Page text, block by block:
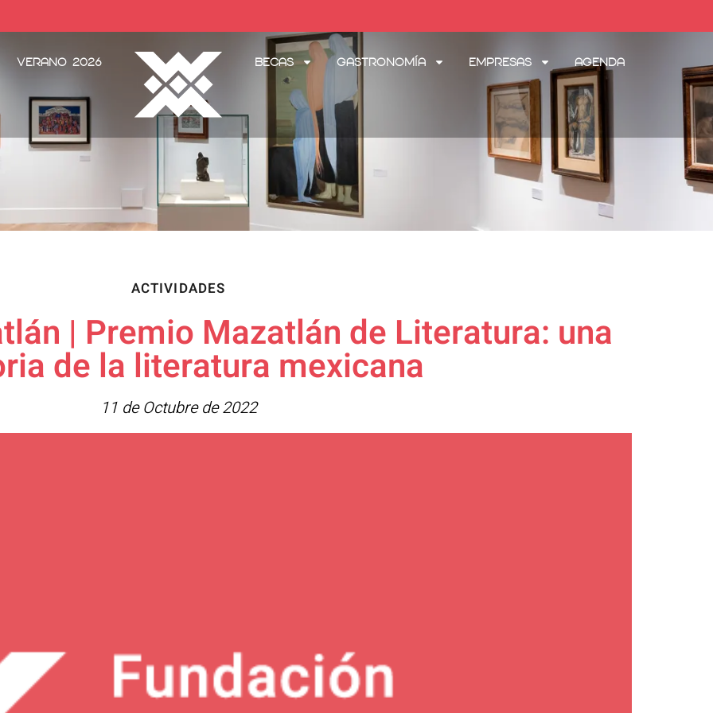
Verano 2026 Becas Gastronomía Empresas Agenda
ACTIVIDADES
| Premio Mazatlán de Literatura: una
de la literatura mexicana
11 de Octubre de 2022